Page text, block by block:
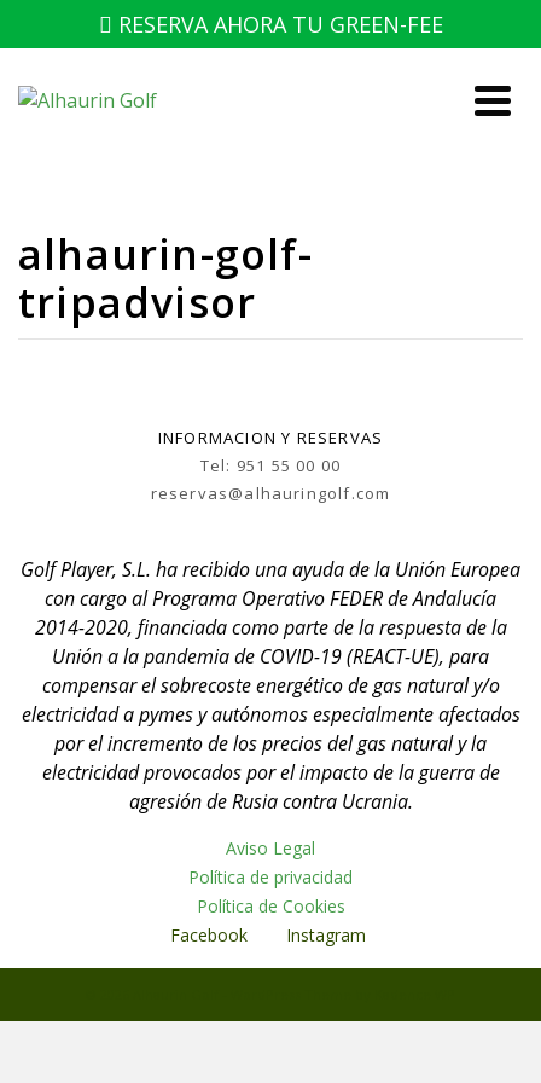
RESERVA AHORA TU GREEN-FEE
alhaurin-golf-
tripadvisor
INFORMACION Y RESERVAS
Tel: 951 55 00 00
reservas@alhauringolf.com
Golf Player, S.L. ha recibido una ayuda de la Unión Europea
con cargo al Programa Operativo FEDER de Andalucía
2014-2020, financiada como parte de la respuesta de la
Unión a la pandemia de COVID-19 (REACT-UE), para
compensar el sobrecoste energético de gas natural y/o
electricidad a pymes y autónomos especialmente afectados
por el incremento de los precios del gas natural y la
electricidad provocados por el impacto de la guerra de
agresión de Rusia contra Ucrania.
Aviso Legal
Política de privacidad
Política de Cookies
Facebook
Instagram